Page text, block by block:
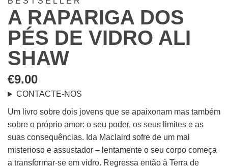
A RAPARIGA DOS
PÉS DE VIDRO ALI
SHAW
€9.00
CONTACTE-NOS
Um livro sobre dois jovens que se apaixonam mas também
sobre o próprio amor: o seu poder, os seus limites e as
suas consequências. Ida Maclaird sofre de um mal
misterioso e assustador – lentamente o seu corpo começa
a transformar-se em vidro. Regressa então à Terra de